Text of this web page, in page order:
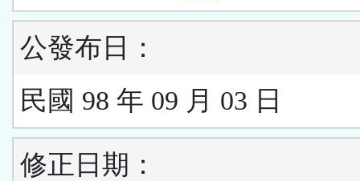
公發布日：
民國 98 年 09 月 03 日
修正日期：